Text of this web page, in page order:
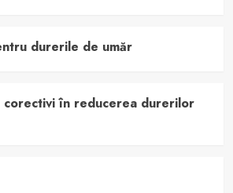
durerile de umăr
corectivi în reducerea durerilor